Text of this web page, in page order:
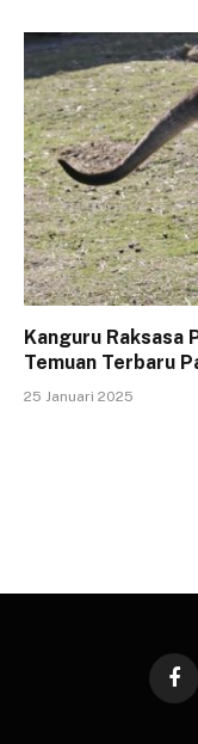
Kanguru Raksasa
Temuan Terbaru
25 Januari 2025